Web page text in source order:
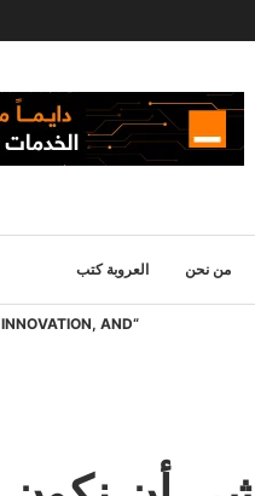
من نحن العروبة كتب
“THE NETCAST” — WHERE LEADERSIP, STRATEGY, INNOVATION, AND...